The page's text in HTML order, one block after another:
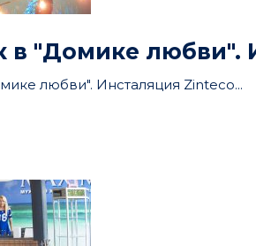
в "Домике любви".
любви". Инсталяция Zinteco...